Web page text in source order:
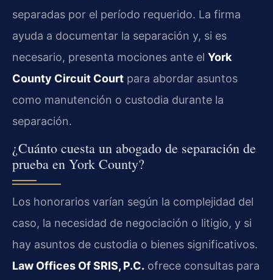
separadas por el período requerido. La firma
ayuda a documentar la separación y, si es
necesario, presenta mociones ante el York
County Circuit Court para abordar asuntos
como manutención o custodia durante la
separación.
¿Cuánto cuesta un abogado de separación de
prueba en York County?
Los honorarios varían según la complejidad del
caso, la necesidad de negociación o litigio, y si
hay asuntos de custodia o bienes significativos.
Law Offices Of SRIS, P.C. ofrece consultas para